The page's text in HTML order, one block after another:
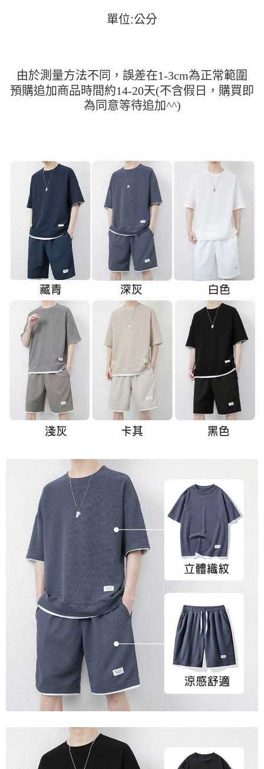
４．使用「AFTEE先享後付」時，將依據個別帳號之用戶狀況，依本公司即
單位:公分
由於測量方法不同，誤差在1-3cm為正常範圍
預購追加商品時間約14-20天(不含假日，購買即
為同意等待追加^^)